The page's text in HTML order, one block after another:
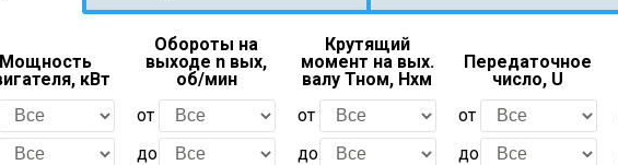
Мощность
кВт
Обороты на
выходе n вых,
об/мин
Крутящий
момент на вых.
валу Тном, Нхм
Передаточное
число, U
от
до
от
до
от
до